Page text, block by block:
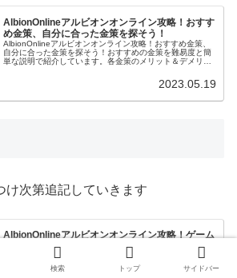
AlbionOnlineアルビオンオンライン攻略！おすす
め金策、自分に合った金策を探そう！
AlbionOnlineアルビオンオンライン攻略！おすすめ金策、
自分に合った金策を探そう！おすすめの金策を難易度と簡
単な説明で紹介しています。各金策のメリット＆デメリッ
2023.05.19
け次第追記していきます
AlbionOnlineアルビオンオンライン攻略！ゲーム
の始め方！チュートリアル島のやり方！
AlbionOnline（アルビオンオンライン）チュートリアル島
のやり方について順番に説明しています、間違ってチュー
トリアルをスキップした方も一応確認できます！初心者の
検索 トップ サイドバー